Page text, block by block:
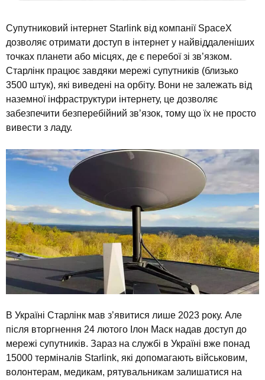
Супутниковий інтернет Starlink від компанії SpaceX
дозволяє отримати доступ в інтернет у найвіддаленіших
точках планети або місцях, де є перебої зі зв’язком.
Старлінк працює завдяки мережі супутників (близько
3500 штук), які виведені на орбіту. Вони не залежать від
наземної інфраструктури інтернету, це дозволяє
забезпечити безперебійний зв’язок, тому що їх не просто
вивести з ладу.
В Україні Старлінк мав з’явитися лише 2023 року. Але
після вторгнення 24 лютого Ілон Маск надав доступ до
мережі супутників. Зараз на службі в Україні вже понад
15000 терміналів Starlink, які допомагають військовим,
волонтерам, медикам, рятувальникам залишатися на